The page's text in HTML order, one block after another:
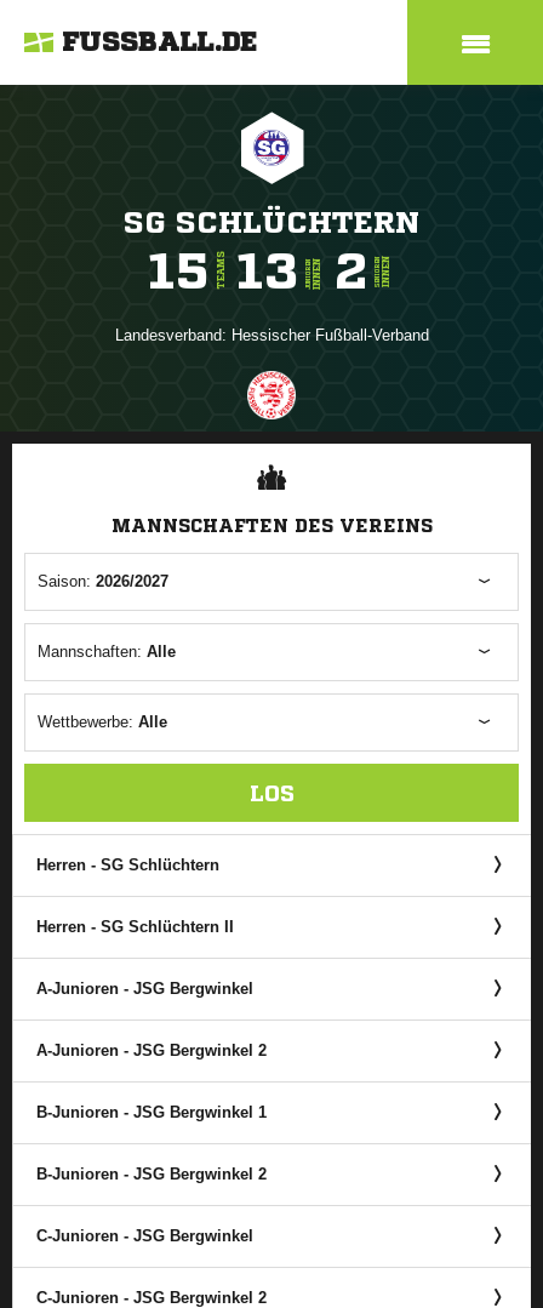
FUSSBALL.DE
SG SCHLÜCHTERN
15 TEAMS 13 JUNIORENINNEN 2 SENIORENINNEN
Landesverband: Hessischer Fußball-Verband
ANZEIGE
MANNSCHAFTEN DES VEREINS
Saison: 2026/2027
Mannschaften: Alle
Wettbewerbe: Alle
LOS
Herren - SG Schlüchtern
Herren - SG Schlüchtern II
A-Junioren - JSG Bergwinkel
A-Junioren - JSG Bergwinkel 2
B-Junioren - JSG Bergwinkel 1
B-Junioren - JSG Bergwinkel 2
C-Junioren - JSG Bergwinkel
C-Junioren - JSG Bergwinkel 2